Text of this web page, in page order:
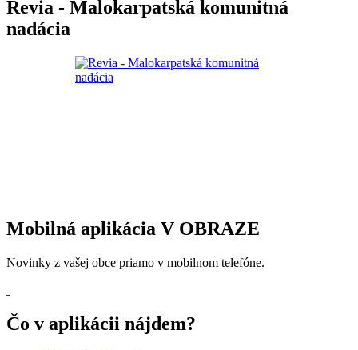
Revia - Malokarpatská komunitná
nadácia
Mobilná aplikácia V OBRAZE
Novinky z vašej obce priamo v mobilnom telefóne.
Čo v aplikácii nájdem?